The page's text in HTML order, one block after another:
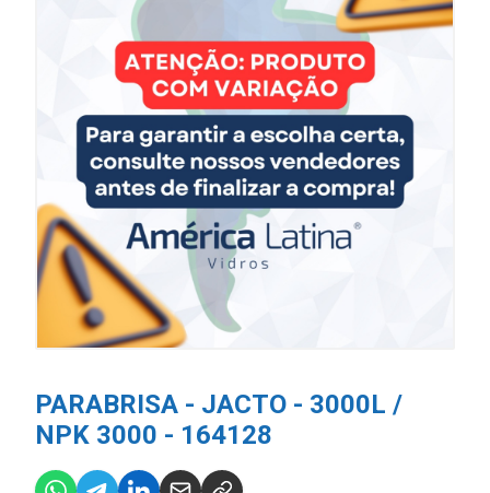
PARABRISA - JACTO - 3000L /
NPK 3000 - 164128